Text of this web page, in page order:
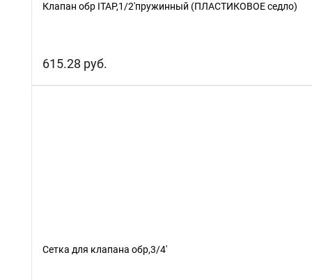
Клапан обр ITAP,1/2'пружинный (ПЛАСТИКОВОЕ седло)
615.28 руб.
Сетка для клапана обр,3/4'